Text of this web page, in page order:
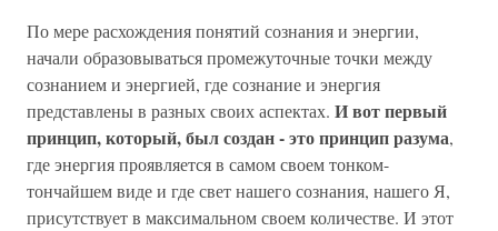
По мере расхождения понятий сознания и энергии,
начали образовываться промежуточные точки между
сознанием и энергией, где сознание и энергия
представлены в разных своих аспектах. И вот первый
принцип, который, был создан - это принцип разума,
где энергия проявляется в самом своем тонком-
тончайшем виде и где свет нашего сознания, нашего Я,
присутствует в максимальном своем количестве. И этот